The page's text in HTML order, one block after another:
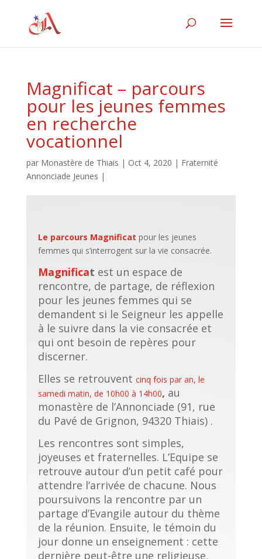
Magnificat – parcours
pour les jeunes femmes
en recherche
vocationnel
par Monastère de Thiais | Oct 4, 2020 | Fraternité
Annonciade Jeunes |
Le parcours Magnificat pour les jeunes
femmes qui s’interrogent sur la vie consacrée.
Magnificat est un espace de
rencontre, de partage, de réflexion
pour les jeunes femmes qui se
demandent si le Seigneur les appelle
à le suivre dans la vie consacrée et
qui ont besoin de repères pour
discerner.
Elles se retrouvent cinq fois par an, le
samedi matin, de 10h00 à 14h00, au
monastère de l’Annonciade (91, rue
du Pavé de Grignon, 94320 Thiais).
Les rencontres sont simples,
joyeuses et fraternelles. L’Equipe se
retrouve autour d’un petit café pour
attendre l’arrivée de chacune. Nous
poursuivons la rencontre par un
partage d’Evangile autour du thème
de la réunion. Ensuite, le témoin du
jour donne un enseignement : cette
dernière peut-être une religieuse,